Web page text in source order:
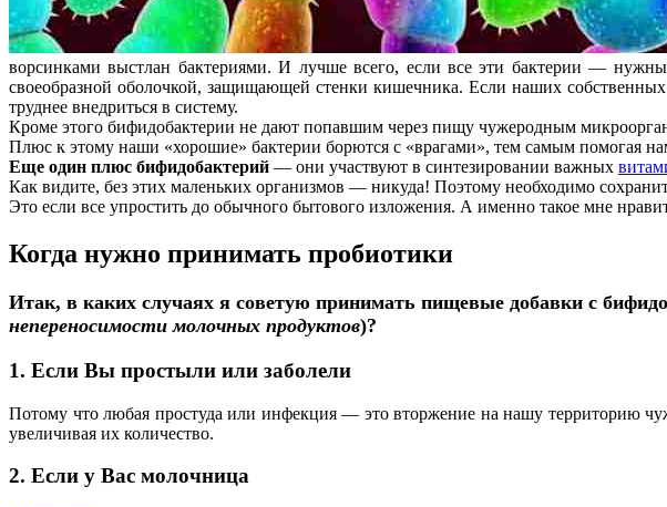
ворсинками выстлан бактериями. И лучше всего, если все эти бактерии —
своеобразной оболочкой, защищающей стенки кишечника. Если наших
труднее внедриться в систему.
Кроме этого бифидобактерии не дают попавшим через пищу чужеродным
Плюс к этому наши «хорошие» бактерии борются с «врагами», тем самым помогая
Еще один плюс бифидобактерий — они участвуют в синтезировании важных
Как видите, без этих маленьких организмов — никуда! Поэтому необходимо
Это если все упростить до обычного бытового изложения. А именно такое мне
Когда нужно принимать пробиотики
Итак, в каких случаях я советую принимать пищевые добавки с
непереносимости молочных продуктов)?
1. Если Вы простыли или заболели
Потому что любая простуда или инфекция — это вторжение на нашу территорию
увеличивая их количество.
2. Если у Вас молочница